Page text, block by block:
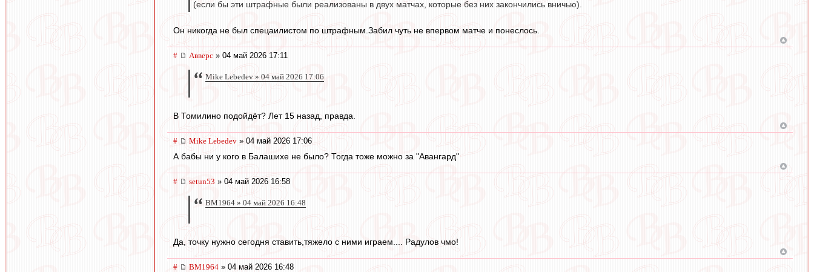
(если бы эти штрафные были реализованы в двух матчах, которые без них закончились вничью).
Он никогда не был спецаилистом по штрафным.Забил чуть не впервом матче и понеслось.
# Авверс » 04 май 2026 17:11
Mike Lebedev » 04 май 2026 17:06
В Томилино подойдёт? Лет 15 назад, правда.
# Mike Lebedev » 04 май 2026 17:06
А бабы ни у кого в Балашихе не было? Тогда тоже можно за "Авангард"
# setun53 » 04 май 2026 16:58
BM1964 » 04 май 2026 16:48
Да, точку нужно сегодня ставить,тяжело с ними играем.... Радулов чмо!
# BM1964 » 04 май 2026 16:48